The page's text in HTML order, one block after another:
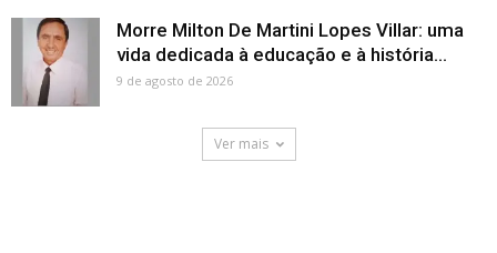
Morre Milton De Martini Lopes Villar: uma
vida dedicada à educação e à história...
9 de agosto de 2026
Ver mais